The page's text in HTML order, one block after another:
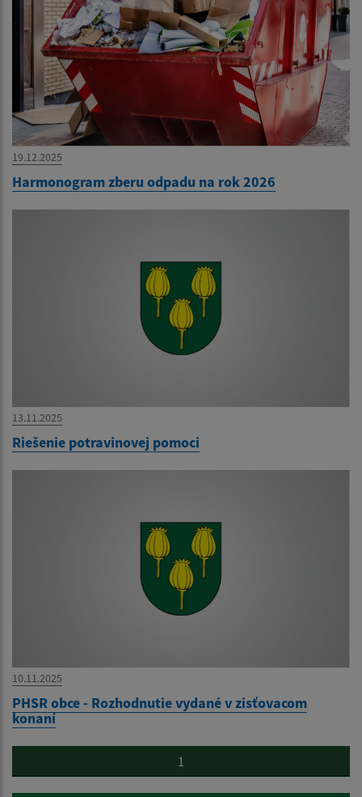
19.12.2025
Harmonogram zberu odpadu na rok 2026
13.11.2025
Riešenie potravinovej pomoci
10.11.2025
PHSR obce - Rozhodnutie vydané v zisťovacom
konaní
1